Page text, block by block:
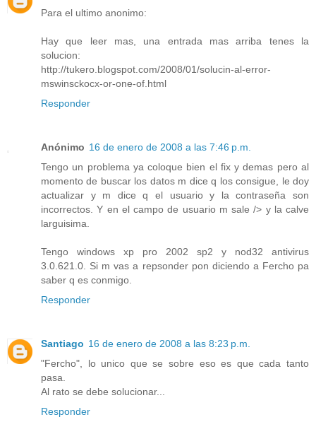
Para el ultimo anonimo:
Hay que leer mas, una entrada mas arriba tenes la
solucion:
http://tukero.blogspot.com/2008/01/solucin-al-error-
mswinsckocx-or-one-of.html
Responder
Anónimo 16 de enero de 2008 a las 7:46 p.m.
Tengo un problema ya coloque bien el fix y demas pero al
momento de buscar los datos m dice q los consigue, le doy
actualizar y m dice q el usuario y la contraseña son
incorrectos. Y en el campo de usuario m sale /> y la calve
larguisima.
Tengo windows xp pro 2002 sp2 y nod32 antivirus
3.0.621.0. Si m vas a repsonder pon diciendo a Fercho pa
saber q es conmigo.
Responder
Santiago 16 de enero de 2008 a las 8:23 p.m.
"Fercho", lo unico que se sobre eso es que cada tanto
pasa.
Al rato se debe solucionar...
Responder